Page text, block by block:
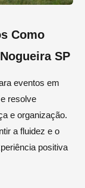
Como
SP
eventos em
resolve
e organização.
a fluidez e o
positiva